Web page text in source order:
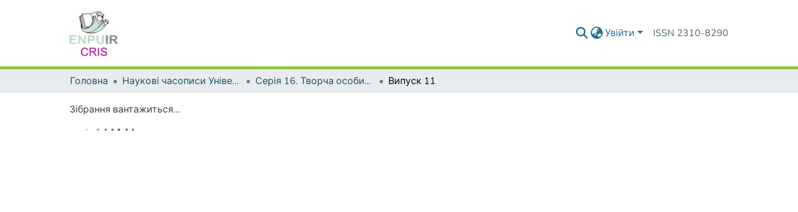
Увійти ISSN 2310-8290
Головна Наукові часописи Університету Серія 16. Творча особистість учителя: проблеми теорії і практики Випуск 11
Зібрання вантажиться...